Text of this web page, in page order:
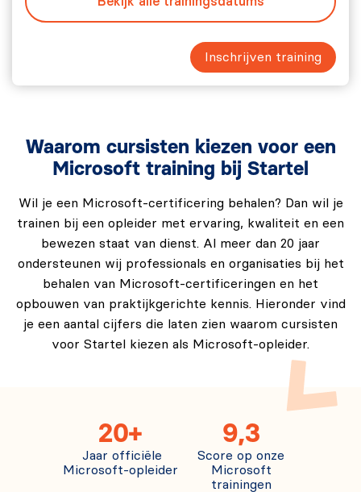
abonnementen verkennen.
Oefening 3: Ondersteuningsopties beoordelen.
ondersteuningsmogelijkheden van Microsoft 365.
Inschrijven training
Waarom cursisten kiezen voor een
Microsoft training bij Startel
Wil je een Microsoft-certificering behalen? Dan wil je
trainen bij een opleider met ervaring, kwaliteit en een
bewezen staat van dienst. Al meer dan 20 jaar
ondersteunen wij professionals en organisaties bij het
behalen van Microsoft-certificeringen en het
opbouwen van praktijkgerichte kennis. Hieronder vind
je een aantal cijfers die laten zien waarom cursisten
voor Startel kiezen als Microsoft-opleider.
20+
Jaar officiële
Microsoft-opleider
9,3
Score op onze
Microsoft
trainingen